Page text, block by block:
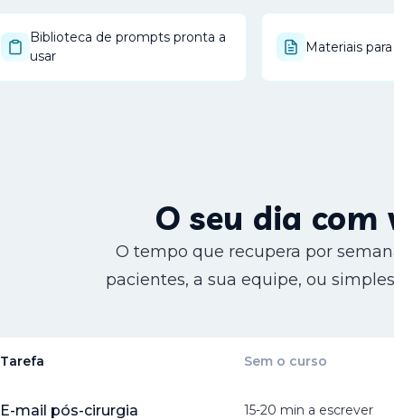
Biblioteca de prompts pronta a
usar
Materiais
O seu dia com
O tempo que recupera por
pacientes, a sua equipe, ou
Tarefa Sem o curso
E-mail pós-cirurgia 15-20 min a escrever